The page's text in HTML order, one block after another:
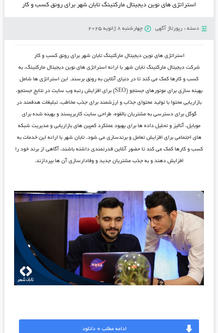
استراتژی ‌های نوین دیجیتال مارکتینگ تابان شهر برای رونق کسب و کار
دسته : رپورتاژ آگهی چهارشنبه 8 ژانویه 2025
استراتژی ‌های نوین دیجیتال مارکتینگ تابان شهر برای رونق کسب و کار
شرکت دیجیتال مارکتینگ تابان شهر با ارائه استراتژی ‌های نوین دیجیتال مارکتینگ، به
کسب و کارها کمک می ‌کند تا در دنیای آنلاین به رونق برسند. این استراتژی ‌ها شامل
بهینه‌ سازی برای موتورهای جستجو (SEO) برای افزایش رتبه وب ‌سایت در نتایج جستجو،
بازاریابی محتوا با تولید محتوای جذاب و ارزشمند برای جذب مخاطب، تبلیغات هدفمند در
گوگل برای دسترسی به مشتریان بالقوه، طراحی سایت کاربرپسند و بهینه شده برای
موبایل، آنالیز و تحلیل داده ‌ها برای بهبود عملکرد کمپین‌ های بازاریابی و مدیریت شبکه
‌های اجتماعی برای افزایش تعامل و برندسازی می‌ شود.تابان شهر با ارائه این خدمات به
کسب و کارها کمک می‌ کند تا حضور آنلاین قدرتمندی داشته باشند، آگاهی از برند خود را
افزایش دهند و به جذب مشتریان جدید و وفادارسازی آن‌ ها بپردازند.
ادامه مطلب + دانلود